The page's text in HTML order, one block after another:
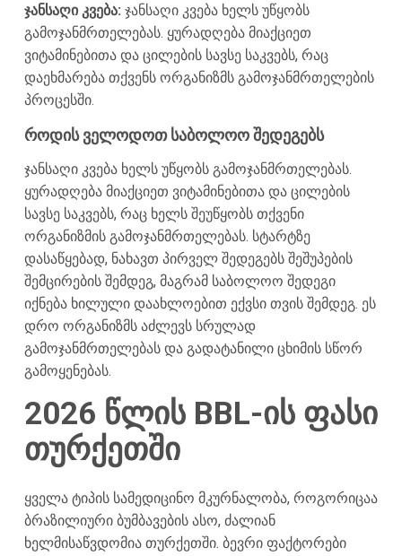
ჯანსაღი კვება: ჯანსაღი კვება ხელს უწყობს
გამოჯანმრთელებას. ყურადღება მიაქციეთ
ვიტამინებითა და ცილების სავსე საკვებს, რაც
დაეხმარება თქვენს ორგანიზმს გამოჯანმრთელების
პროცესში.
როდის ველოდოთ საბოლოო შედეგებს
ჯანსაღი კვება ხელს უწყობს გამოჯანმრთელებას.
ყურადღება მიაქციეთ ვიტამინებითა და ცილების
სავსე საკვებს, რაც ხელს შეუწყობს თქვენი
ორგანიზმის გამოჯანმრთელებას. სტარტზე
დასაწყებად, ნახავთ პირველ შედეგებს შეშუპების
შემცირების შემდეგ, მაგრამ საბოლოო შედეგი
იქნება ხილული დაახლოებით ექვსი თვის შემდეგ. ეს
დრო ორგანიზმს აძლევს სრულად
გამოჯანმრთელებას და გადატანილი ცხიმის სწორ
გამოყენებას.
2026 წლის BBL-ის ფასი
თურქეთში
ყველა ტიპის სამედიცინო მკურნალობა, როგორიცაა
ბრაზილიური ბუმბავების ასო, ძალიან
ხელმისაწვდომია თურქეთში. ბევრი ფაქტორები